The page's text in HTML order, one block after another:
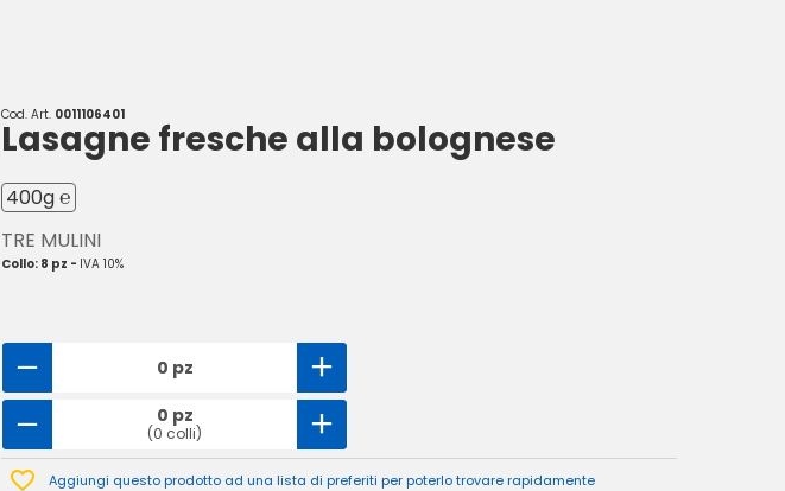
Cod. Art. 0011106401
Lasagne fresche alla bolognese
400g ℮
TRE MULINI
Collo: 8 pz - IVA 10%
0 pz
0 pz
(0 colli)
Aggiungi questo prodotto ad una lista di preferiti per poterlo trovare rapidamente